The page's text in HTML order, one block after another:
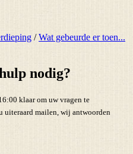
/Wat gebeurde er toen...
nodig?
klaar om uw vragen te
uiteraard mailen, wij antwoorden